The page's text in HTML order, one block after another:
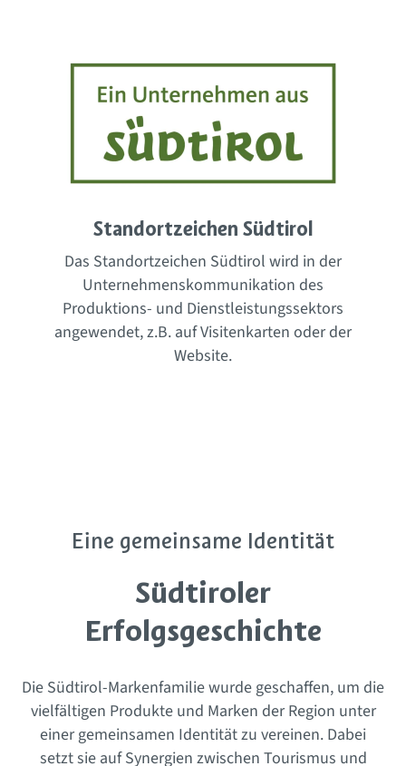
Standortzeichen Südtirol
Das Standortzeichen Südtirol wird in der
Unternehmenskommunikation des
Produktions- und Dienstleistungssektors
angewendet, z.B. auf Visitenkarten oder der
Website.
Eine gemeinsame Identität
Südtiroler
Erfolgsgeschichte
Die Südtirol-Markenfamilie wurde geschaffen, um die
vielfältigen Produkte und Marken der Region unter
einer gemeinsamen Identität zu vereinen. Dabei
setzt sie auf Synergien zwischen Tourismus und